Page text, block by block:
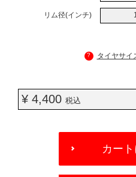
リム径(インチ)
? タイヤサイ
¥ 4,400 税込
OPTIONS
カー